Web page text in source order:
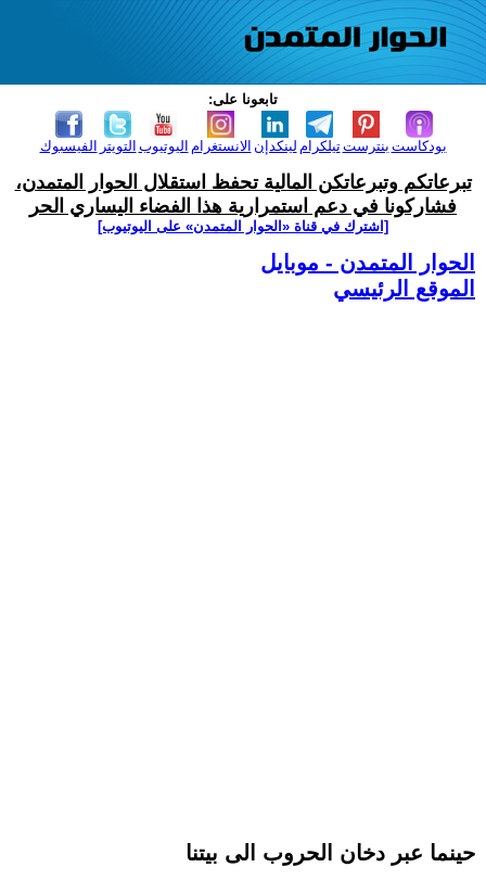
تابعونا على:
الفيسبوك التويتر اليوتيوب الانستغرام لينكدإن تيلكرامبنترست بودكاست
تبرعاتكم وتبرعاتكن المالية تحفظ استقلال الحوار المتمدن،
فشاركونا في دعم استمرارية هذا الفضاء اليساري الحر
[اشترك في قناة ‫«الحوار المتمدن» على اليوتيوب]
الحوار المتمدن - موبايل
الموقع الرئيسي
حينما عبر دخان الحروب الى بيتنا